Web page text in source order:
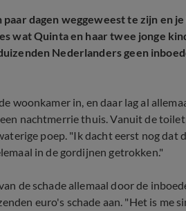
dagen weggeweest te zijn en
wat Quinta en haar twee jonge
Nederlanders geen
woonkamer in, en daar lag al
nachtmerrie thuis. Vanuit de
poep. "Ik dacht eerst nog dat
in de gordijnen getrokken."
de schade allemaal door de
euro's schade aan. "Het is me